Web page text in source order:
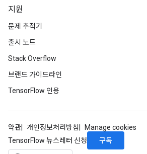
지원
문제 추적기
출시 노트
Stack Overflow
브랜드 가이드라인
TensorFlow 인용
약관 개인정보처리방침
Manage cookies
TensorFlow 뉴스레터 신청
구독